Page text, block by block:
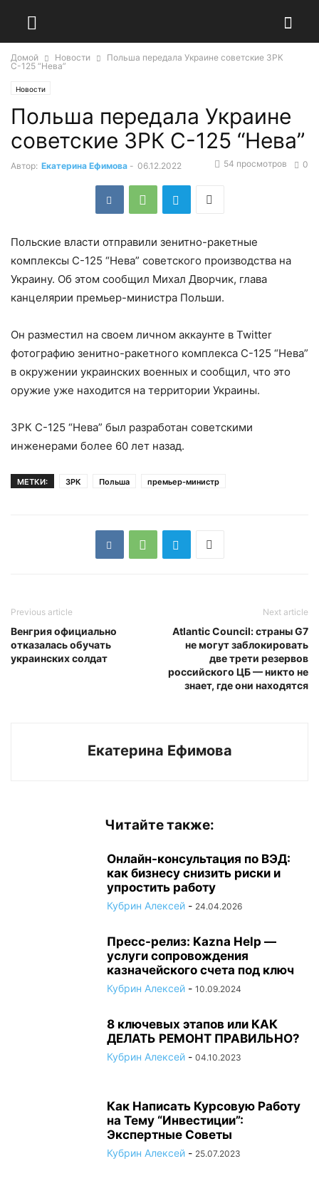
Домой Новости
Польша передала Украине советские ЗРК
С-125 “Нева”
Новости
Польша передала Украине
советские ЗРК С-125 “Нева”
Автор: Екатерина Ефимова - 06.12.2022 0
54 просмотров
Польские власти отправили зенитно-ракетные
комплексы С-125 “Нева” советского производства на
Украину. Об этом сообщил Михал Дворчик, глава
канцелярии премьер-министра Польши.
Он разместил на своем личном аккаунте в Twitter
фотографию зенитно-ракетного комплекса С-125 “Нева”
в окружении украинских военных и сообщил, что это
оружие уже находится на территории Украины.
ЗРК С-125 “Нева” был разработан советскими
инженерами более 60 лет назад.
МЕТКИ: ЗРК Польша премьер-министр
Previous article
Венгрия официально
отказалась обучать
украинских солдат
Next article
Atlantic Council: страны G7
не могут заблокировать
две трети резервов
российского ЦБ — никто не
знает, где они находятся
Екатерина Ефимова
Читайте также:
Онлайн-консультация по ВЭД:
как бизнесу снизить риски и
упростить работу
Кубрин Алексей - 24.04.2026
Пресс-релиз: Kazna Help —
услуги сопровождения
казначейского счета под ключ
Кубрин Алексей - 10.09.2024
8 ключевых этапов или КАК
ДЕЛАТЬ РЕМОНТ ПРАВИЛЬНО?
Кубрин Алексей - 04.10.2023
Как Написать Курсовую Работу
на Тему “Инвестиции”:
Экспертные Советы
Кубрин Алексей - 25.07.2023